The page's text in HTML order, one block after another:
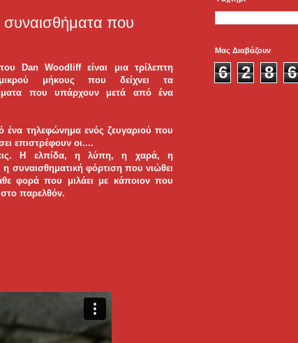
συναισθήματα που
Dan Woodliff είναι μια τρίλεπτη
μήκους που δείχνει τα
που υπάρχουν μετά από ένα
ένα τηλεφώνημα ενός ζευγαριού που
επιστρέφουν οι....
Η ελπίδα, η λύπη, η χαρά, η
η συναισθηματική φόρτιση που νιώθει
φορά που μιλάει με κάποιον που
παρελθόν.
Μας Διαβάζουν
6 2 8 6